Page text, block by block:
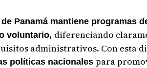
Panamá mantiene programas
voluntario, diferenciando
administrativos. Con esta
políticas nacionales para